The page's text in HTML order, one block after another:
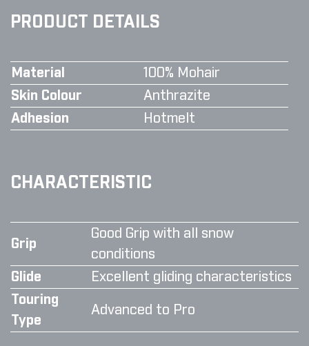
PRODUCT DETAILS
Material
100% Mohair
Skin Colour
Anthrazite
Adhesion
Hotmelt
CHARACTERISTIC
Grip
Good Grip with all snow
conditions
Glide
Excellent gliding characteristics
Touring
Type
Advanced to Pro